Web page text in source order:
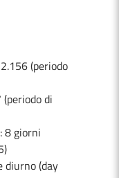
(periodo
di
8 giorni
diurno (day